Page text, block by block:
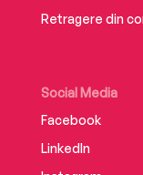
Retragere din
Social Media
Facebook
LinkedIn